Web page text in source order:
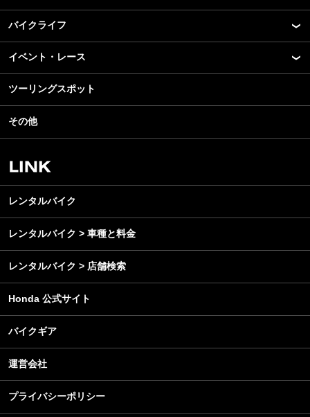
New Model Show
モデル情報
カスタマイズパーツ
テクノロジー
名車・旧車
ビジネス
バイクライフ
アプリ
ライディングギア
ツーリング
アウトドア
レンタルバイク
イベント・レース
モータースポーツ
イベント
スクール・レッスン
ツーリングスポット
その他
レンタルバイク
レンタルバイク > 車種と料金
レンタルバイク > 店舗検索
Honda 公式サイト
バイクギア
運営会社
プライバシーポリシー